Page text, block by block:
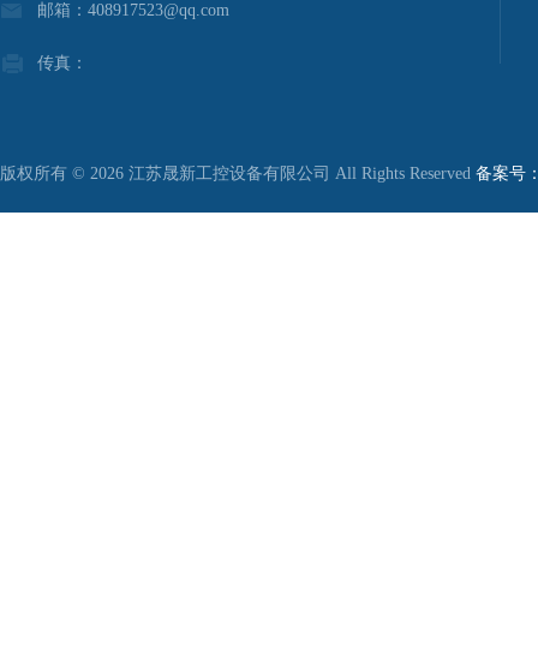
邮箱：408917523@qq.com
传真：
版权所有 © 2026 江苏晟新工控设备有限公司 All Rights Reserved 备案号